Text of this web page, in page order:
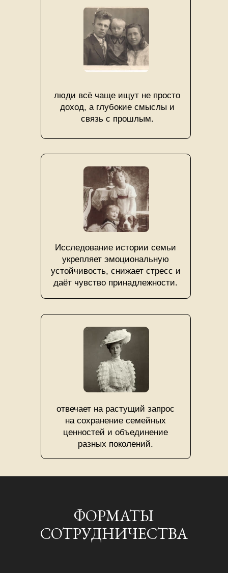
люди всё чаще ищут не просто
доход, а глубокие смыслы и
связь с прошлым.
отвечает на растущий запрос
на сохранение семейных
ценностей и объединение
разных поколений.
Исследование истории семьи
укрепляет эмоциональную
устойчивость, снижает стресс и
даёт чувство принадлежности.
ФОРМАТЫ
СОТРУДНИЧЕСТВА